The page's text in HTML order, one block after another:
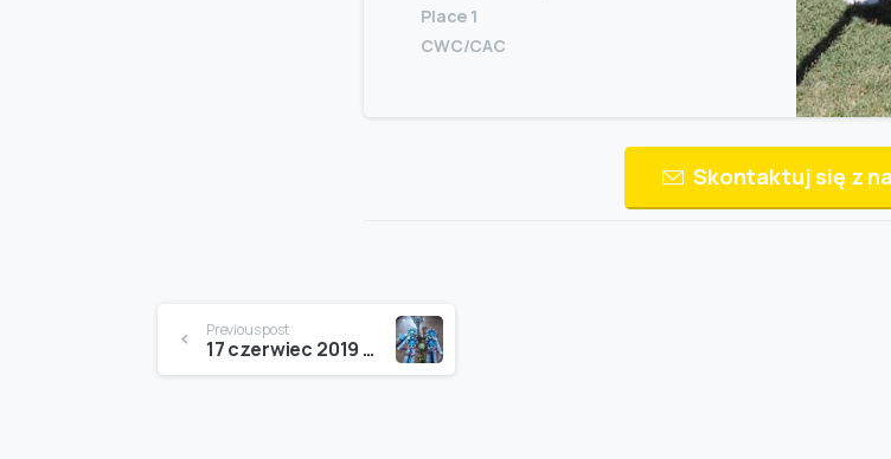
Place 1
CWC/CAC
Skontaktuj się z
Continue
Reading
Previous post
17 czerwiec 2019 51 Gorzowska krajowa wystawa Psów rasowych